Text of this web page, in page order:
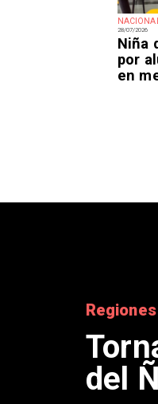
28/07/2026
Niña
por
en
Nacional